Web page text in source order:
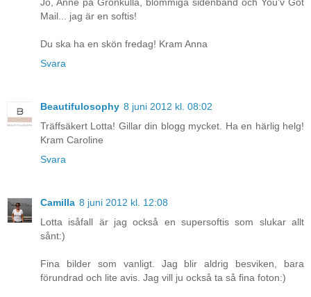
Mail... jag är en softis!
Du ska ha en skön fredag! Kram Anna
Svara
Beautifulosophy 8 juni 2012 kl. 08:02
Träffsäkert Lotta! Gillar din blogg mycket. Ha en härlig helg!
Kram Caroline
Svara
Camilla 8 juni 2012 kl. 12:08
Lotta isåfall är jag också en supersoftis som slukar allt
sånt:)
Fina bilder som vanligt. Jag blir aldrig besviken, bara
förundrad och lite avis. Jag vill ju också ta så fina foton:)